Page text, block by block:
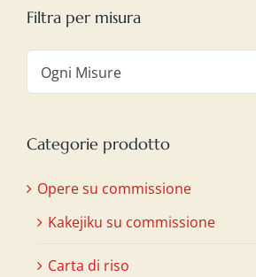
Filtra per misura
Ogni Misure
Categorie prodotto
Opere su commissione
Kakejiku su commissione
Carta di riso